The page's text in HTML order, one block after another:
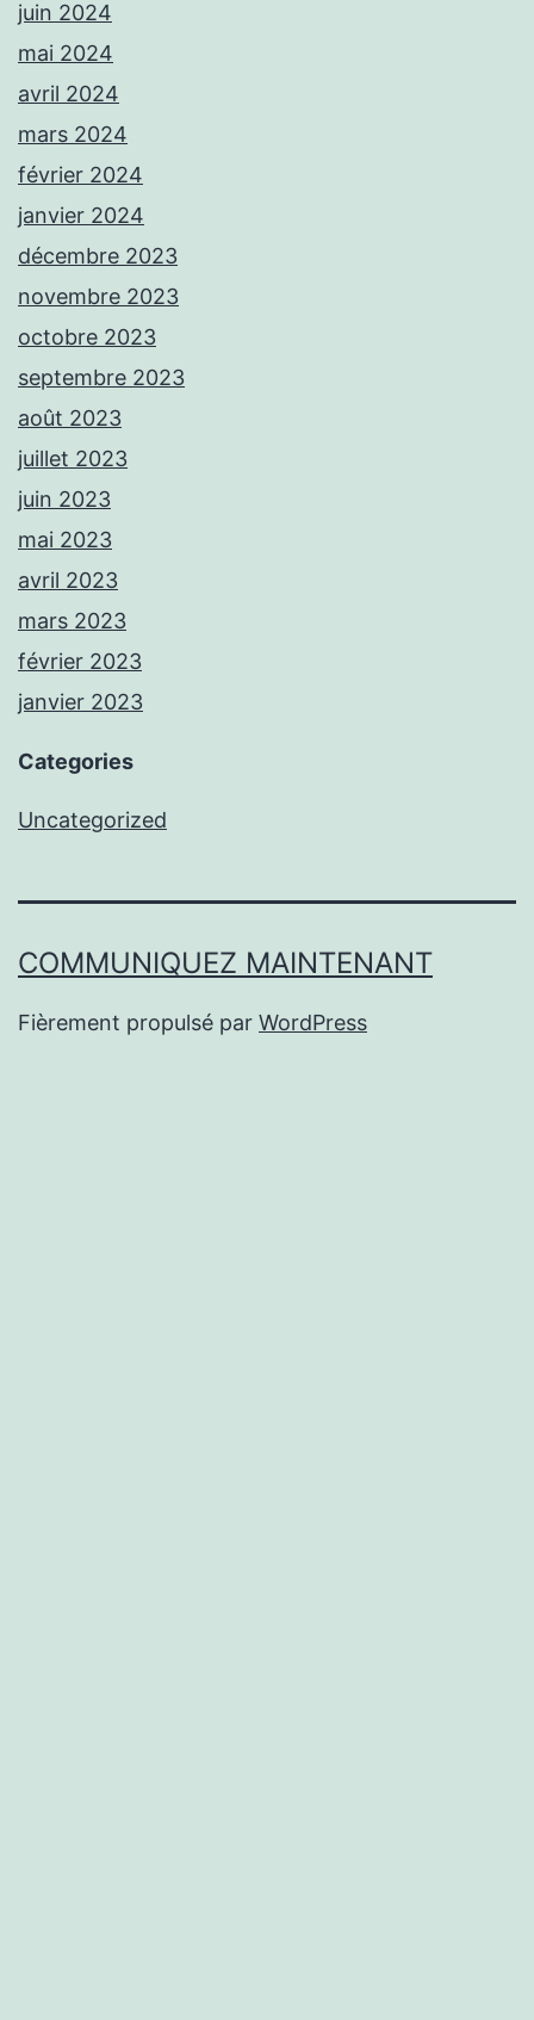
juin 2024
mai 2024
avril 2024
mars 2024
février 2024
janvier 2024
décembre 2023
novembre 2023
octobre 2023
septembre 2023
août 2023
juillet 2023
juin 2023
mai 2023
avril 2023
mars 2023
février 2023
janvier 2023
Categories
Uncategorized
COMMUNIQUEZ MAINTENANT
Fièrement propulsé par WordPress